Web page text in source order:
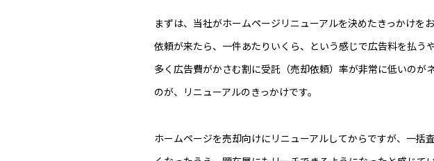
まずは、当社がホームページリニューアルを決めたきっかけ
依頼が来たら、一件あたりいくら、という感じで広告料を払
多く広告費がかさむ割に受託（売却依頼）率が非常に低いの
のが、リニューアルのきっかけです。
ホームページを売却向けにリニューアルしてからですが、一